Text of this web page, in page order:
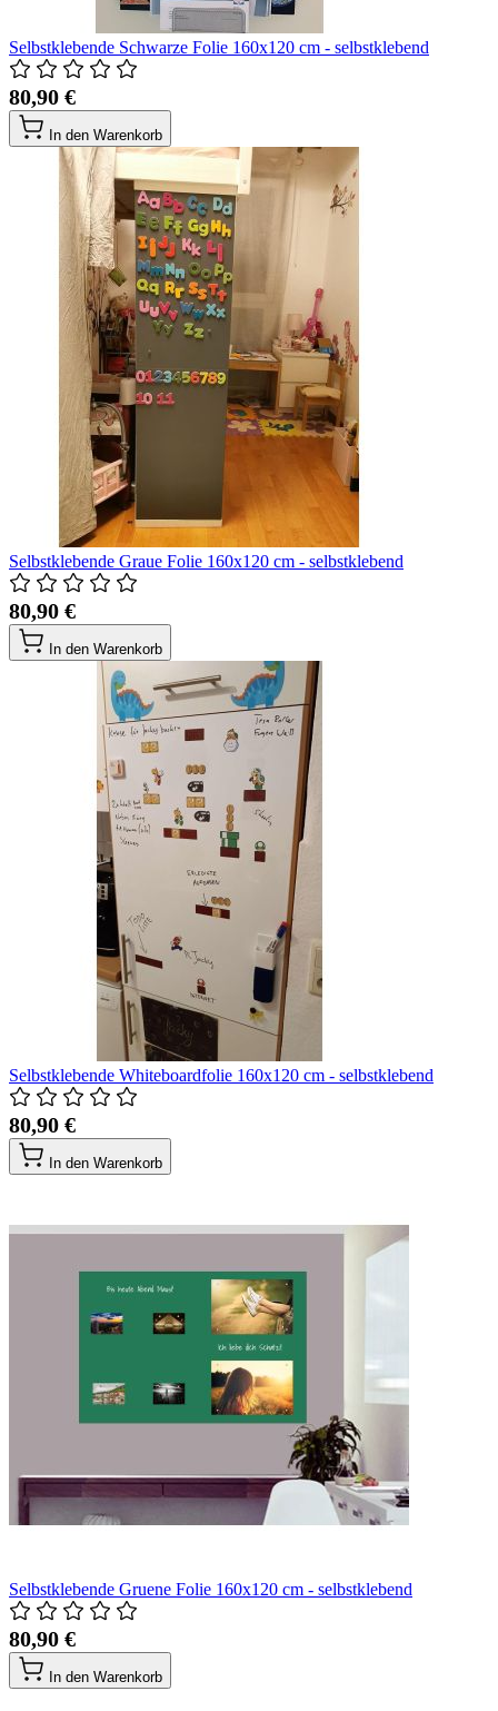
Selbstklebende Schwarze Folie 160x120 cm - selbstklebend
80,90 €
In den Warenkorb
Selbstklebende Graue Folie 160x120 cm - selbstklebend
80,90 €
In den Warenkorb
Selbstklebende Whiteboardfolie 160x120 cm - selbstklebend
80,90 €
In den Warenkorb
Selbstklebende Gruene Folie 160x120 cm - selbstklebend
80,90 €
In den Warenkorb